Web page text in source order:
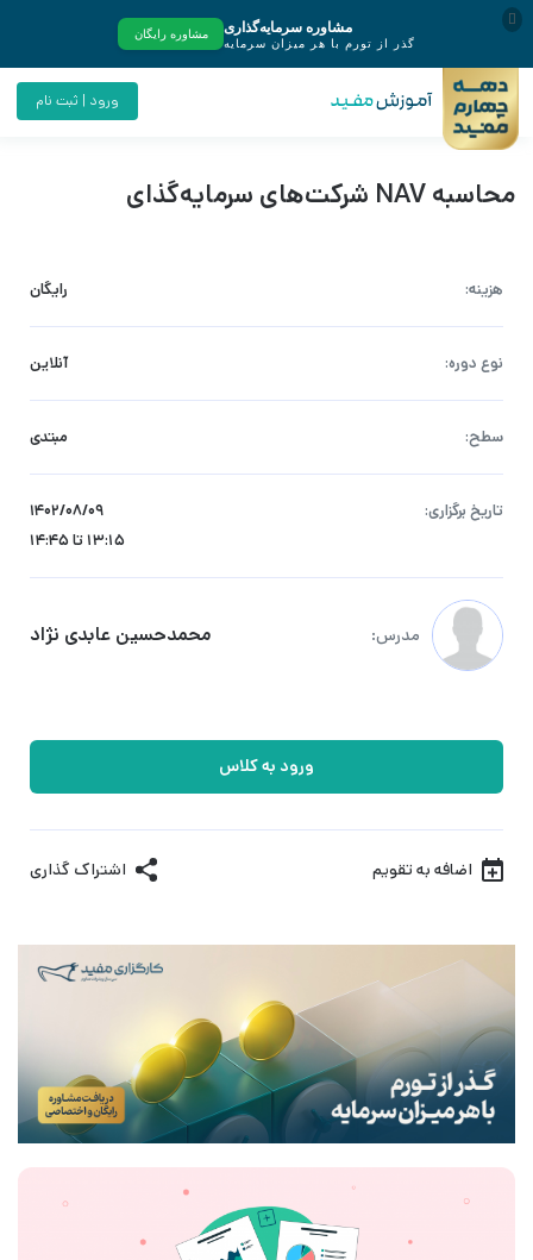
ورود | ثبت نام
محاسبه NAV شرکت‌های سرمایه‌گذای
هزینه: رایگان
نوع دوره: آنلاین
سطح: مبتدی
تاریخ برگزاری:
۱۴۰۲/۰۸/۰۹
13:15 تا 14:45
مدرس: محمدحسین عابدی نژاد
ورود به کلاس
اضافه به تقویم اشتراک گذاری